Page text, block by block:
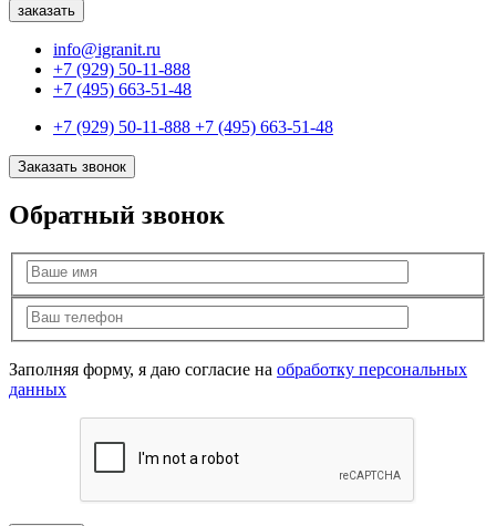
info@igranit.ru
+7 (929) 50-11-888
+7 (495) 663-51-48
+7 (929) 50-11-888 +7 (495) 663-51-48
Заказать звонок
Обратный звонок
Заполняя форму, я даю согласие на обработку персональных
данных